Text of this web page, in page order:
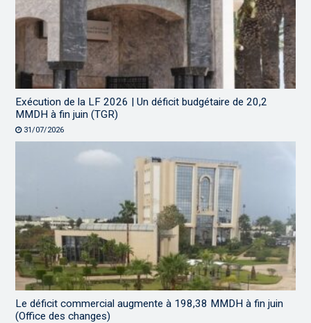
Exécution de la LF 2026 | Un déficit budgétaire de 20,2
MMDH à fin juin (TGR)
31/07/2026
Le déficit commercial augmente à 198,38 MMDH à fin juin
(Office des changes)